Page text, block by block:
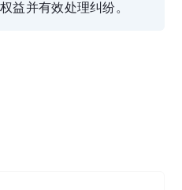
益并有效处理纠纷。